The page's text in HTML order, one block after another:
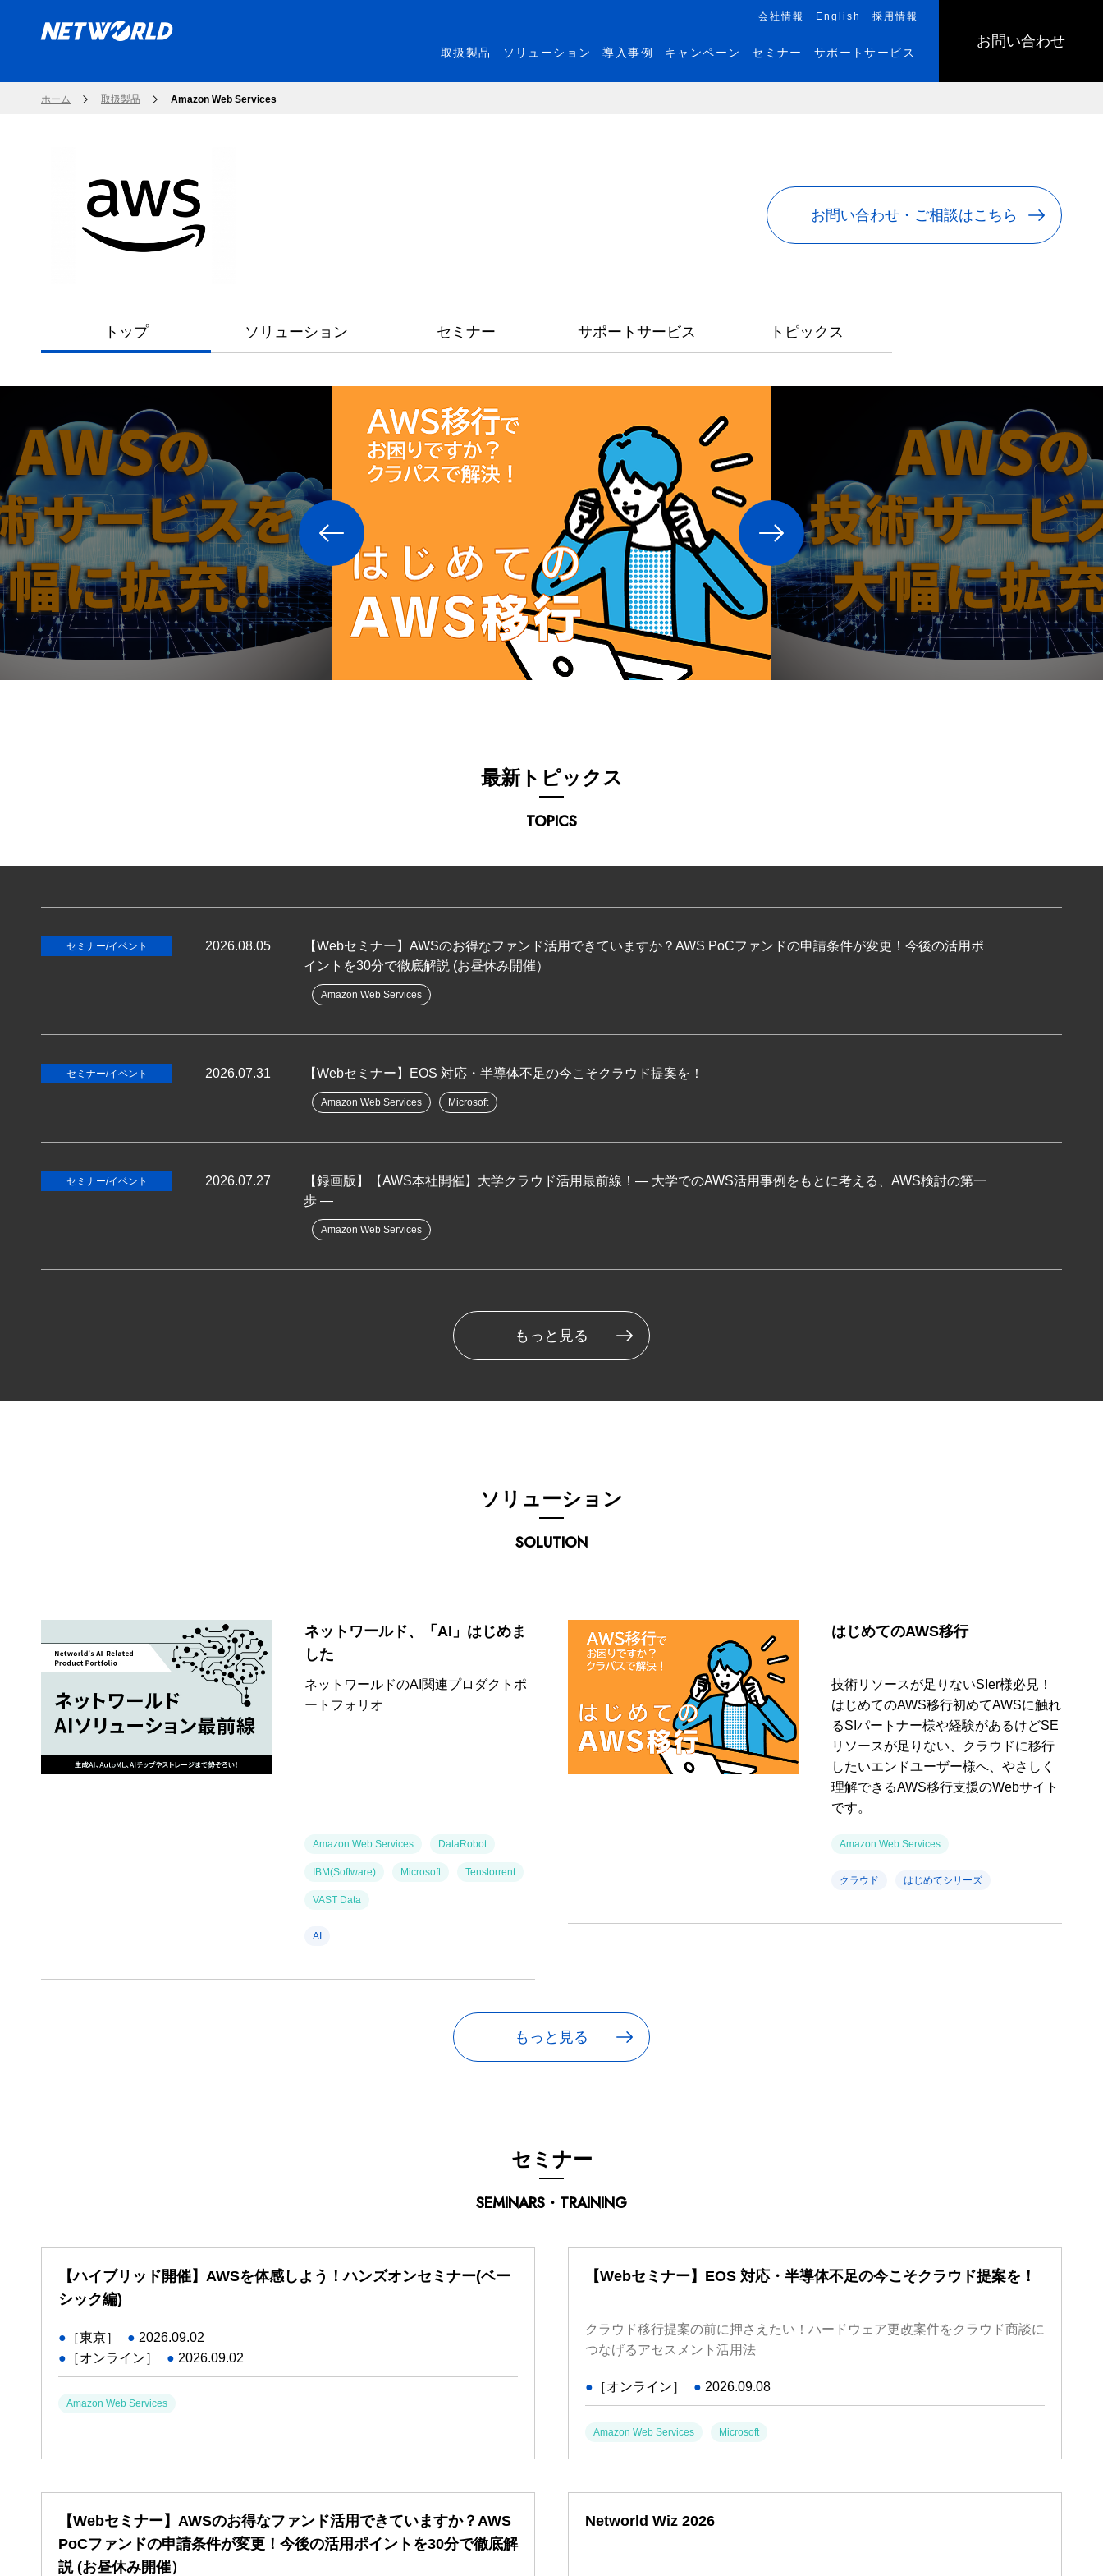
お問い合わせ
会社情報 English 採用情報
取扱製品 ソリューション 導入事例 キャンペーン セミナー サポートサービス
ホーム 取扱製品 Amazon Web Services
お問い合わせ・ご相談はこちら
トップ ソリューション セミナー サポートサービス トピックス
TOPICS
最新トピックス
セミナー/イベント 2026.08.05
【Webセミナー】AWSのお得なファンド活用できていますか？AWS PoCファンドの申請条件が変更！今後の活用ポ
イントを30分で徹底解説 (お昼休み開催）
Amazon Web Services
セミナー/イベント 2026.07.31 【Webセミナー】EOS 対応・半導体不足の今こそクラウド提案を！
Amazon Web Services Microsoft
セミナー/イベント 2026.07.27
【録画版】【AWS本社開催】大学クラウド活用最前線！― 大学でのAWS活用事例をもとに考える、AWS検討の第一
歩 ―
Amazon Web Services
もっと見る
SOLUTION
ソリューション
ネットワールド、「AI」はじめま
した
ネットワールドのAI関連プロダクトポ
ートフォリオ
Amazon Web Services DataRobot
IBM(Software) Microsoft Tenstorrent
VAST Data
AI
はじめてのAWS移行
技術リソースが足りないSIer様必見！
はじめてのAWS移行初めてAWSに触れ
るSIパートナー様や経験があるけどSE
リソースが足りない、クラウドに移行
したいエンドユーザー様へ、やさしく
理解できるAWS移行支援のWebサイト
です。
Amazon Web Services
クラウド はじめてシリーズ
もっと見る
SEMINARS・TRAINING
セミナー
【ハイブリッド開催】AWSを体感しよう！ハンズオンセミナー(ベー
シック編)
● ［東京］ ● 2026.09.02
● ［オンライン］ ● 2026.09.02
Amazon Web Services
【Webセミナー】EOS 対応・半導体不足の今こそクラウド提案を！
クラウド移行提案の前に押さえたい！ハードウェア更改案件をクラウド商談に
つなげるアセスメント活用法
● ［オンライン］ ● 2026.09.08
Amazon Web Services Microsoft
【Webセミナー】AWSのお得なファンド活用できていますか？AWS
PoCファンドの申請条件が変更！今後の活用ポイントを30分で徹底解
説 (お昼休み開催）
Networld Wiz 2026